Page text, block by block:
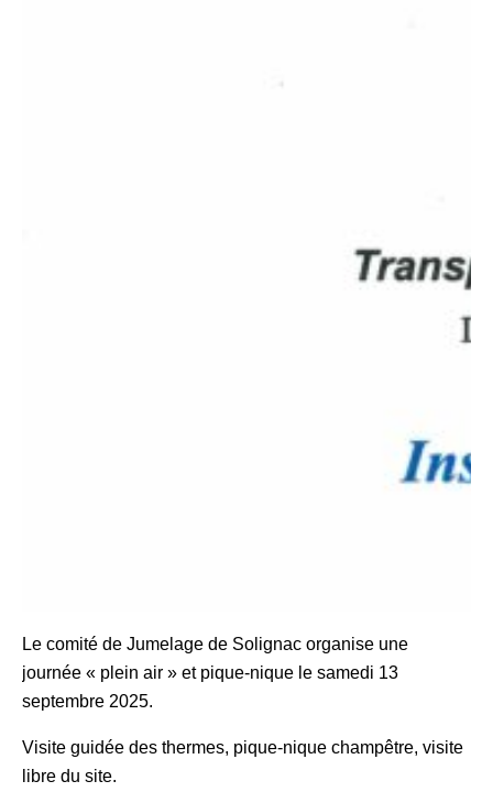
Le comité de Jumelage de Solignac organise une
journée « plein air » et pique-nique le samedi 13
septembre 2025.
Visite guidée des thermes, pique-nique champêtre, visite
libre du site.